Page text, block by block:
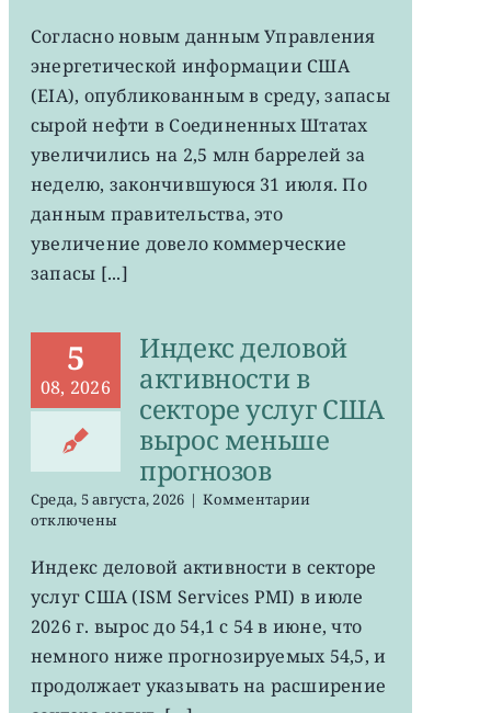
USO,
запасы
нефти
хранилищах
США
выросли
Согласно новым данным Управления
энергетической информации США
(EIA), опубликованным в среду, запасы
сырой нефти в Соединенных Штатах
увеличились на 2,5 млн баррелей за
неделю, закончившуюся 31 июля. По
данным правительства, это
увеличение довело коммерческие
запасы [...]
5
08, 2026
Индекс деловой
активности в
секторе услуг США
вырос меньше
прогнозов
Среда, 5 августа, 2026 | Комментариик
деловой
активности
в
секторе
США
вырос
отключены
Индекс деловой активности в секторе
услуг США (ISM Services PMI) в июле
2026 г. вырос до 54,1 с 54 в июне, что
немного ниже прогнозируемых 54,5, и
продолжает указывать на расширение